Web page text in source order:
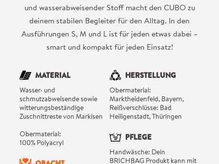
und wasserabweisender Stoff macht den CUBO zu
deinem stabilen Begleiter für den Alltag. In den
Ausführungen S, M und L ist für jeden etwas dabei –
smart und kompakt für jeden Einsatz!
MATERIAL
Wasser- und
schmutzabweisende sowie
witterungsbeständige
Zuschnittreste von Markisen
Obermaterial:
100% Polyacryl
HERSTELLUNG
Obermaterial:
Marktheidenfeld, Bayern,
Reißverschlüsse: Bad
Heiligenstadt, Thüringen
PFLEGE
Handwäsche: Dein
BRICHBAG Produkt kann mit